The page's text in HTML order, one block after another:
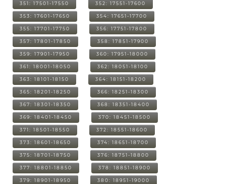
351: 17501-17550 352: 17551-17600
353: 17601-17650 354: 17651-17700
355: 17701-17750 356: 17751-17800
357: 17801-17850 358: 17851-17900
359: 17901-17950 360: 17951-18000
361: 18001-18050 362: 18051-18100
363: 18101-18150 364: 18151-18200
365: 18201-18250 366: 18251-18300
367: 18301-18350 368: 18351-18400
369: 18401-18450 370: 18451-18500
371: 18501-18550 372: 18551-18600
373: 18601-18650 374: 18651-18700
375: 18701-18750 376: 18751-18800
377: 18801-18850 378: 18851-18900
379: 18901-18950 380: 18951-19000